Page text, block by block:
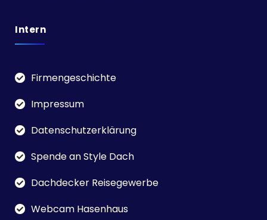
Intern
Firmengeschichte
Impressum
Datenschutzerklärung
Spende an Style Dach
Dachdecker Reisegewerbe
Webcam Hasenhaus